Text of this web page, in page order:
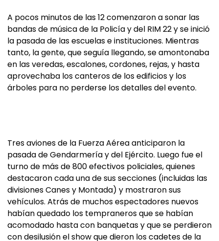
A pocos minutos de las 12 comenzaron a sonar las
bandas de música de la Policía y del RIM 22 y se inició
la pasada de las escuelas e instituciones. Mientras
tanto, la gente, que seguía llegando, se amontonaba
en las veredas, escalones, cordones, rejas, y hasta
aprovechaba los canteros de los edificios y los
árboles para no perderse los detalles del evento.
Tres aviones de la Fuerza Aérea anticiparon la
pasada de Gendarmería y del Ejército. Luego fue el
turno de más de 800 efectivos policiales, quienes
destacaron cada una de sus secciones (incluidas las
divisiones Canes y Montada) y mostraron sus
vehículos. Atrás de muchos espectadores nuevos
habían quedado los tempraneros que se habían
acomodado hasta con banquetas y que se perdieron
con desilusión el show que dieron los cadetes de la